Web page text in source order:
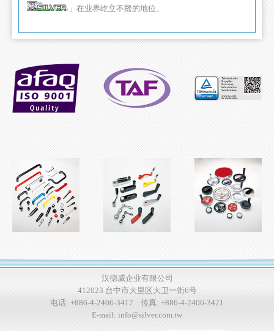
」在业界屹立不摇的地位。
汉德威企业有限公司
412023 台中市大里区大卫一街6号
电话: +886-4-2406-3417
传真: +886-4-2406-3421
E-mail: info@silver.com.tw